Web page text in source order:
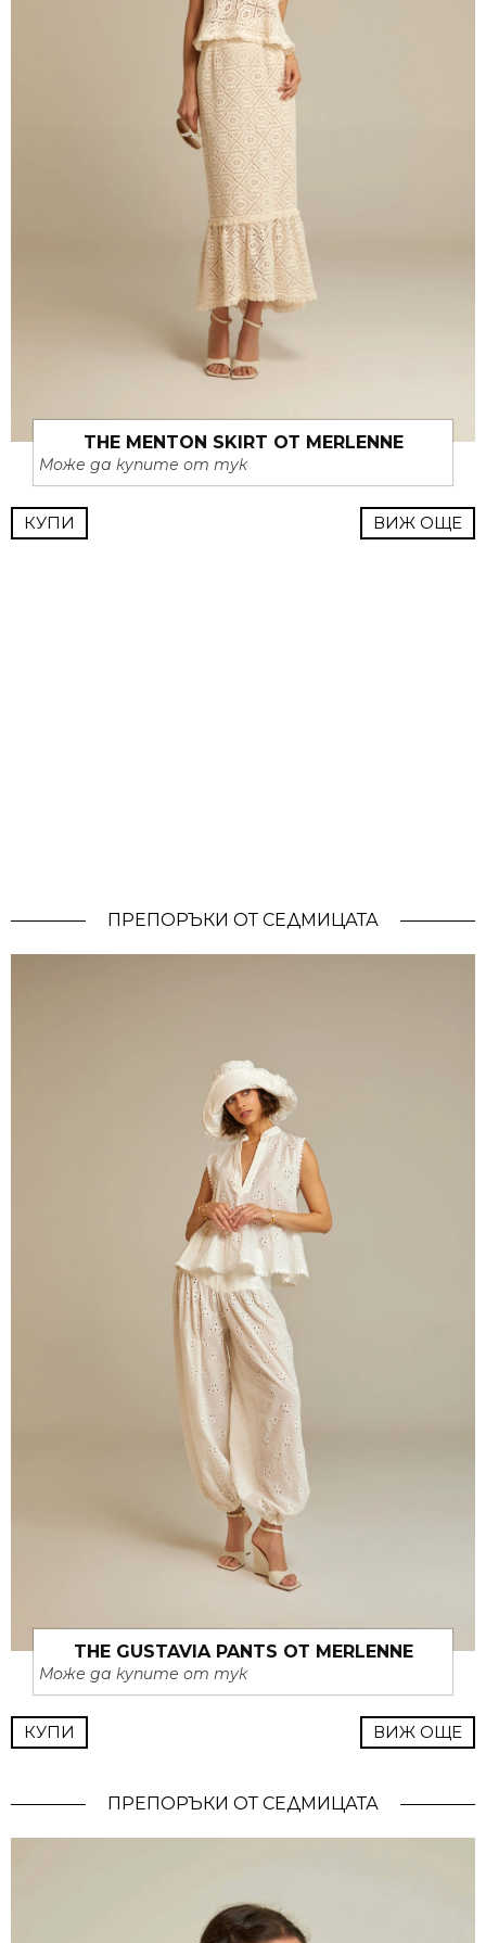
THE MENTON SKIRT ОТ MERLENNE
Може да купите от тук
КУПИ ВИЖ ОЩЕ
ПРЕПОРЪКИ ОТ СЕДМИЦАТА
THE GUSTAVIA PANTS ОТ MERLENNE
Може да купите от тук
КУПИ ВИЖ ОЩЕ
ПРЕПОРЪКИ ОТ СЕДМИЦАТА